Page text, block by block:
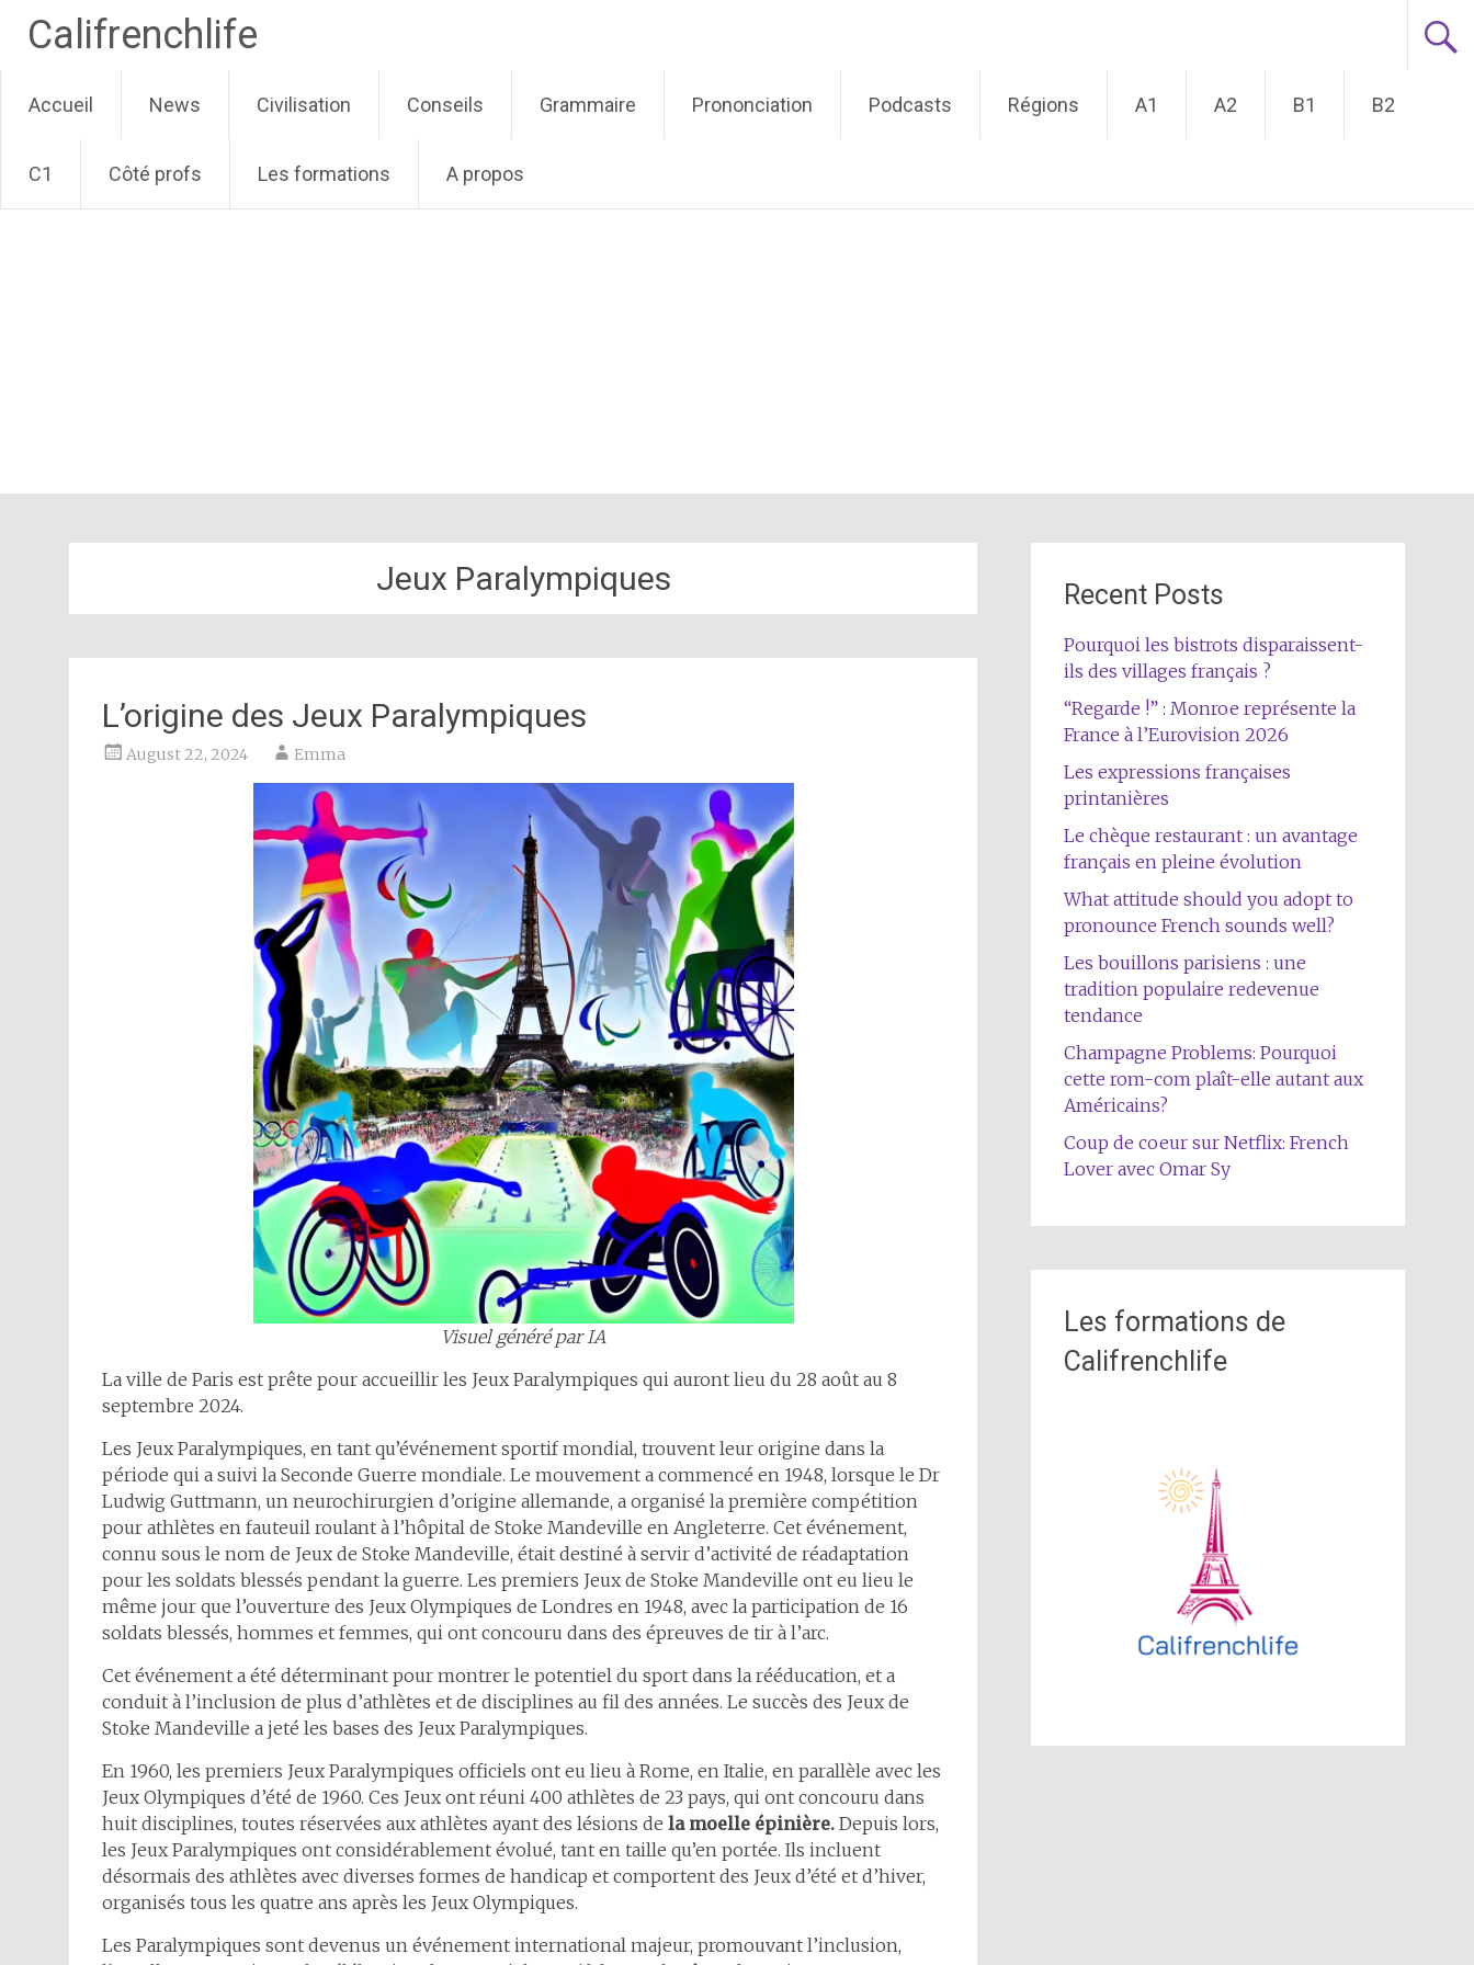
Califrenchlife
to
content
Accueil News Civilisation Conseils Grammaire Prononciation Podcasts Régions A1 A2 B1 B2
C1 Côté profs Les formations A propos
Jeux Paralympiques
L’origine des Jeux Paralympiques
August 22, 2024 Emma
Visuel généré par IA
La ville de Paris est prête pour accueillir les Jeux Paralympiques qui auront lieu du 28 août au 8
septembre 2024.
Les Jeux Paralympiques, en tant qu’événement sportif mondial, trouvent leur origine dans la
période qui a suivi la Seconde Guerre mondiale. Le mouvement a commencé en 1948, lorsque le Dr
Ludwig Guttmann, un neurochirurgien d’origine allemande, a organisé la première compétition
pour athlètes en fauteuil roulant à l’hôpital de Stoke Mandeville en Angleterre. Cet événement,
connu sous le nom de Jeux de Stoke Mandeville, était destiné à servir d’activité de réadaptation
pour les soldats blessés pendant la guerre. Les premiers Jeux de Stoke Mandeville ont eu lieu le
même jour que l’ouverture des Jeux Olympiques de Londres en 1948, avec la participation de 16
soldats blessés, hommes et femmes, qui ont concouru dans des épreuves de tir à l’arc.
Cet événement a été déterminant pour montrer le potentiel du sport dans la rééducation, et a
conduit à l’inclusion de plus d’athlètes et de disciplines au fil des années. Le succès des Jeux de
Stoke Mandeville a jeté les bases des Jeux Paralympiques.
En 1960, les premiers Jeux Paralympiques officiels ont eu lieu à Rome, en Italie, en parallèle avec les
Jeux Olympiques d’été de 1960. Ces Jeux ont réuni 400 athlètes de 23 pays, qui ont concouru dans
huit disciplines, toutes réservées aux athlètes ayant des lésions de la moelle épinière. Depuis lors,
les Jeux Paralympiques ont considérablement évolué, tant en taille qu’en portée. Ils incluent
désormais des athlètes avec diverses formes de handicap et comportent des Jeux d’été et d’hiver,
organisés tous les quatre ans après les Jeux Olympiques.
Les Paralympiques sont devenus un événement international majeur, promouvant l’inclusion,
Recent Posts
Pourquoi les bistrots disparaissent-
ils des villages français ?
“Regarde !” : Monroe représente la
France à l’Eurovision 2026
Les expressions françaises
printanières
Le chèque restaurant : un avantage
français en pleine évolution
What attitude should you adopt to
pronounce French sounds well?
Les bouillons parisiens : une
tradition populaire redevenue
tendance
Champagne Problems: Pourquoi
cette rom-com plaît-elle autant aux
Américains?
Coup de coeur sur Netflix: French
Lover avec Omar Sy
Les formations de
Califrenchlife